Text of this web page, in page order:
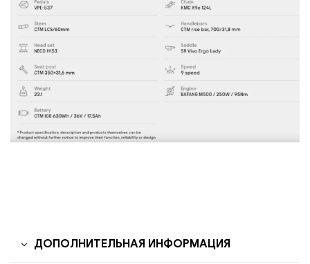
ДОПОЛНИТЕЛЬНАЯ ИНФОРМАЦИЯ